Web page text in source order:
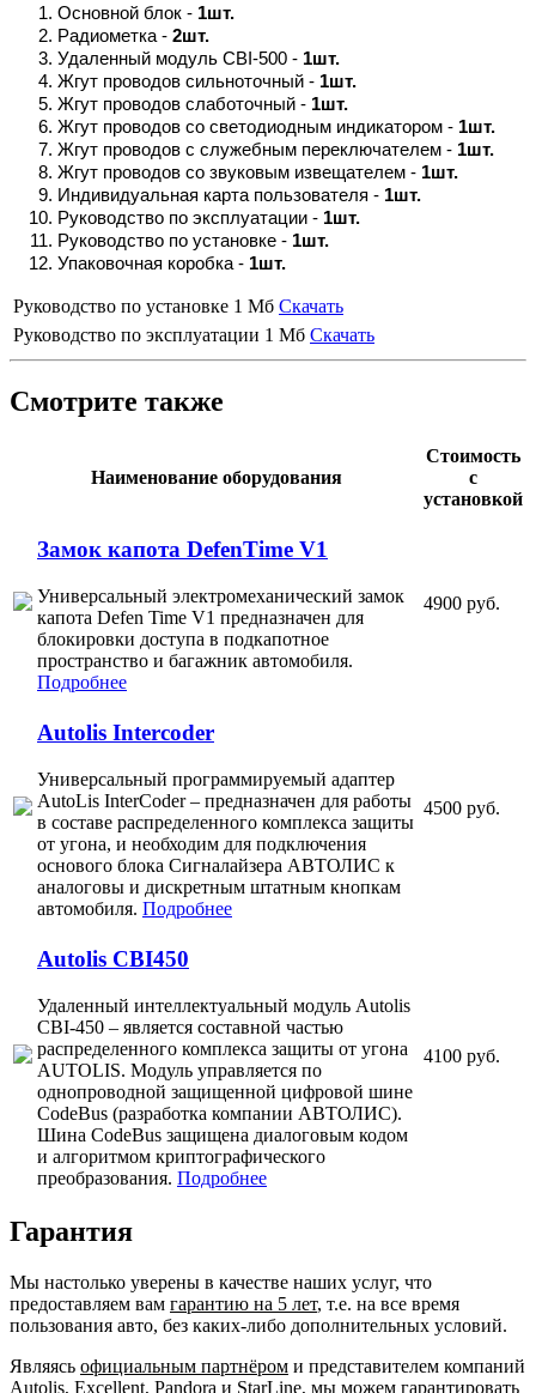
Основной блок - 1шт.
Радиометка - 2шт.
Удаленный модуль CBI-500 - 1шт.
Жгут проводов сильноточный - 1шт.
Жгут проводов слаботочный - 1шт.
Жгут проводов со светодиодным индикатором - 1шт.
Жгут проводов с служебным переключателем - 1шт.
Жгут проводов со звуковым извещателем - 1шт.
Индивидуальная карта пользователя - 1шт.
Руководство по эксплуатации - 1шт.
Руководство по установке - 1шт.
Упаковочная коробка - 1шт.
Руководство по установке 1 Мб Скачать
Руководство по эксплуатации 1 Мб Скачать
Смотрите также
Наименование оборудования
Стоимость
с
установкой
Замок капота DefenTime V1
Универсальный электромеханический замок
капота Defen Time V1 предназначен для
блокировки доступа в подкапотное
пространство и багажник автомобиля.
Подробнее
4900 руб.
Autolis Intercoder
Универсальный программируемый адаптер
AutoLis InterCoder – предназначен для работы
в составе распределенного комплекса защиты
от угона, и необходим для подключения
основого блока Сигналайзера АВТОЛИС к
аналоговы и дискретным штатным кнопкам
автомобиля. Подробнее
4500 руб.
Autolis CBI450
Удаленный интеллектуальный модуль Autolis
CBI-450 – является составной частью
распределенного комплекса защиты от угона
AUTOLIS. Модуль управляется по
однопроводной защищенной цифровой шине
CodeBus (разработка компании АВТОЛИС).
Шина CodeBus защищена диалоговым кодом
и алгоритмом криптографического
преобразования. Подробнее
4100 руб.
Гарантия
Мы настолько уверены в качестве наших услуг, что
предоставляем вам гарантию на 5 лет, т.е. на все время
пользования авто, без каких-либо дополнительных условий.
Являясь официальным партнёром и представителем компаний
Autolis, Excellent, Pandora и StarLine, мы можем гарантировать